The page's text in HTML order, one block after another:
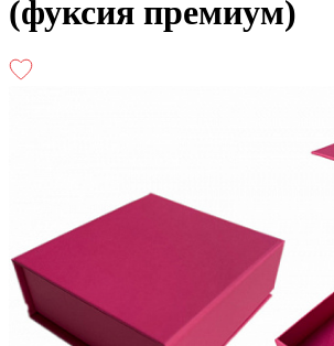
(фуксия премиум)